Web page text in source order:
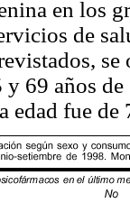
en los
de
69 años
edad fue de